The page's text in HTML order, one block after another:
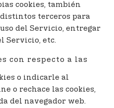
cookies, también
distintos terceros para
del Servicio, entregar
Servicio, etc.
con respecto a las
o indicarle al
o rechace las cookies,
del navegador web.